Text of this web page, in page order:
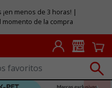
menos de 3 horas! |
de la compra